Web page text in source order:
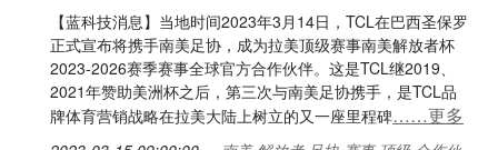
【蓝科技消息】当地时间2023年3月14日，TCL在巴西圣保罗
正式宣布将携手南美足协，成为拉美顶级赛事南美解放者杯
2023-2026赛季赛事全球官方合作伙伴。这是TCL继2019、
2021年赞助美洲杯之后，第三次与南美足协携手，是TCL品
牌体育营销战略在拉美大陆上树立的又一座里程碑……更多